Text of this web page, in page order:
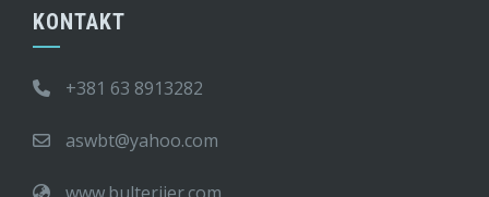
KONTAKT
+381 63 8913282
aswbt@yahoo.com